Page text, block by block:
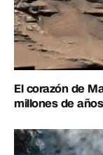
El corazón de
millones de años